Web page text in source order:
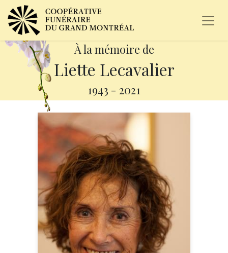
À la mémoire de
Liette Lecavalier
1943 - 2021